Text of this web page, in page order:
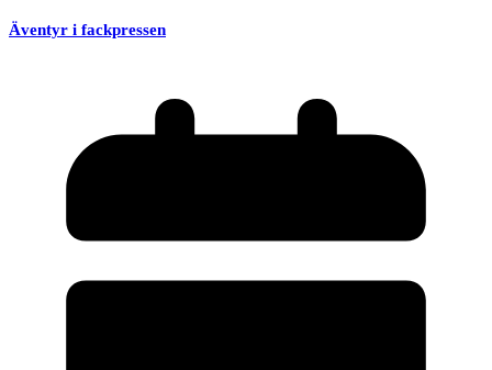
Äventyr i fackpressen